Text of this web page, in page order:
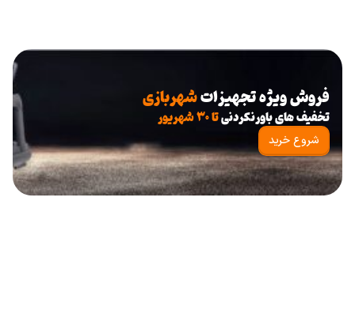
دستگاه‌ها، مسیر خرید را شفاف‌تر می‌کند.
دوچرخه ثابت چیست و چه کاربردی دارد
دوچرخه ثابت یکی از محبوب‌ترین دستگاه‌های هوازی است که برای تمرینات
یکنواخت، کنترل ضربان قلب و افزایش استقامت قلبی-عروقی استفاده می‌شود.
این دستگاه به‌دلیل فشار کم روی مفاصل، انتخابی مناسب برای کاربران مبتدی،
افراد دارای اضافه وزن و تمرینات ریکاوری محسوب می‌شود.
فروش ویژه تجهیزاتشهربازی
تخفیف های باورنکردنیتا ۳۰ شهریور
شروع خرید